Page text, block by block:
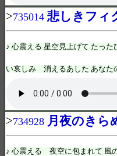
>735014 悲しきフィ
♪ 心震える 星空見上げて たっ
い哀しみ 消えるあした あなた
>734928 月夜のきら
♪ 心震える 夜空に包まれて 風